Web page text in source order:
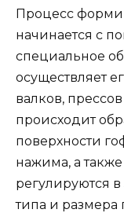
Процесс
начинается с
специальное
осуществляет
валков,
происходит
поверхности
нажима, а
регулируются
типа и размера